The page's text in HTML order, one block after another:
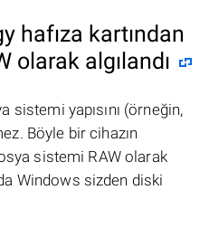
hafıza kartından
olarak algılandı
yapısını (örneğin,
Böyle bir cihazın
sistemi RAW olarak
Windows sizden diski